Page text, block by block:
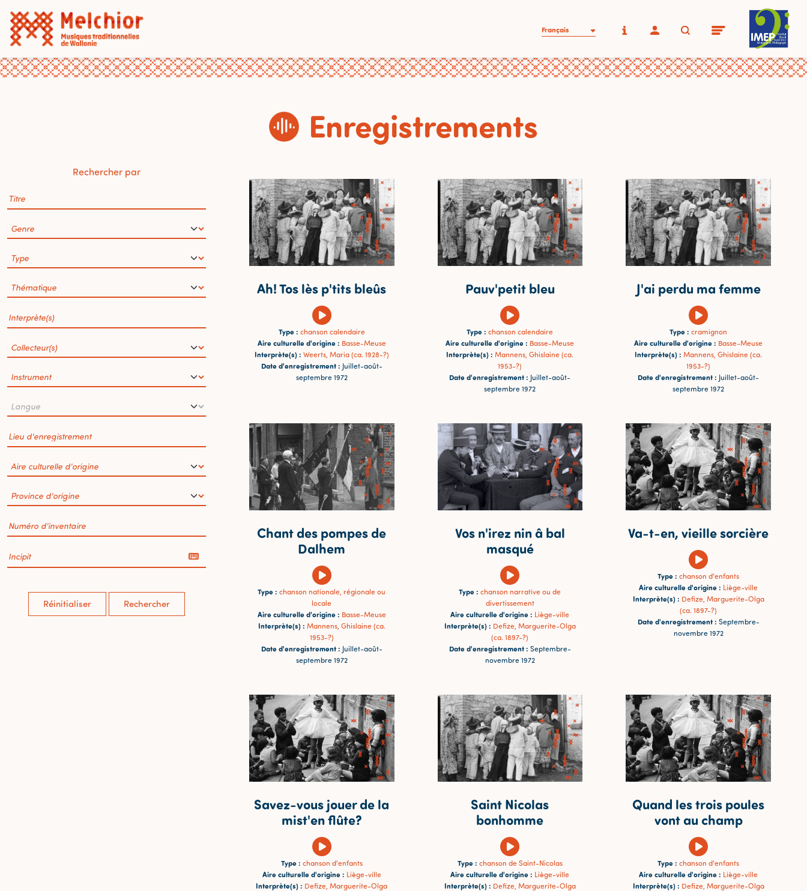
Français
Enregistrements
Rechercher par
Réinitialiser Rechercher
Ah! Tos lès p'tits bleûs
Type : chanson calendaire
Aire culturelle d'origine : Basse-Meuse
Interprète(s) : Weerts, Maria (ca. 1928-?)
Date d'enregistrement : Juillet-août-
septembre 1972
Pauv'petit bleu
Type : chanson calendaire
Aire culturelle d'origine : Basse-Meuse
Interprète(s) : Mannens, Ghislaine (ca.
1953-?)
Date d'enregistrement : Juillet-août-
septembre 1972
J'ai perdu ma femme
Type : cramignon
Aire culturelle d'origine : Basse-Meuse
Interprète(s) : Mannens, Ghislaine (ca.
1953-?)
Date d'enregistrement : Juillet-août-
septembre 1972
Chant des pompes de
Dalhem
Type : chanson nationale, régionale ou
locale
Aire culturelle d'origine : Basse-Meuse
Interprète(s) : Mannens, Ghislaine (ca.
1953-?)
Date d'enregistrement : Juillet-août-
septembre 1972
Vos n'irez nin â bal
masqué
Type : chanson narrative ou de
divertissement
Aire culturelle d'origine : Liège-ville
Interprète(s) : Defize, Marguerite-Olga
(ca. 1897-?)
Date d'enregistrement : Septembre-
novembre 1972
Va-t-en, vieille sorcière
Type : chanson d'enfants
Aire culturelle d'origine : Liège-ville
Interprète(s) : Defize, Marguerite-Olga
(ca. 1897-?)
Date d'enregistrement : Septembre-
novembre 1972
Savez-vous jouer de la
mist'en flûte?
Type : chanson d'enfants
Aire culturelle d'origine : Liège-ville
Interprète(s) : Defize, Marguerite-Olga
Saint Nicolas
bonhomme
Type : chanson de Saint-Nicolas
Aire culturelle d'origine : Liège-ville
Interprète(s) : Defize, Marguerite-Olga
Quand les trois poules
vont au champ
Type : chanson d'enfants
Aire culturelle d'origine : Liège-ville
Interprète(s) : Defize, Marguerite-Olga